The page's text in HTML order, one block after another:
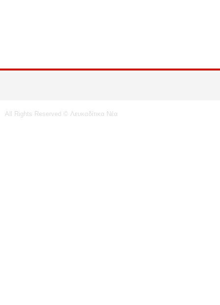
All Rights Reserved © Λευκαδίτικα Νέα